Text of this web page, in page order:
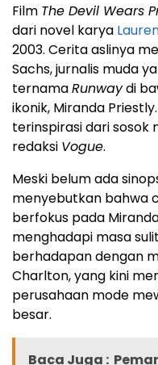
Film The Devil Wears
dari novel karya
2003. Cerita aslinya
Sachs, jurnalis muda
ternamaRunwaydi
ikonik, Miranda
terinspirasi dari sosok
redaksi Vogue.
Meski belum ada
menyebutkan bahwa
berfokus pada
menghadapi masa
berhadapan dengan
Charlton, yang kini
perusahaan mode
besar.
Baca Juga :